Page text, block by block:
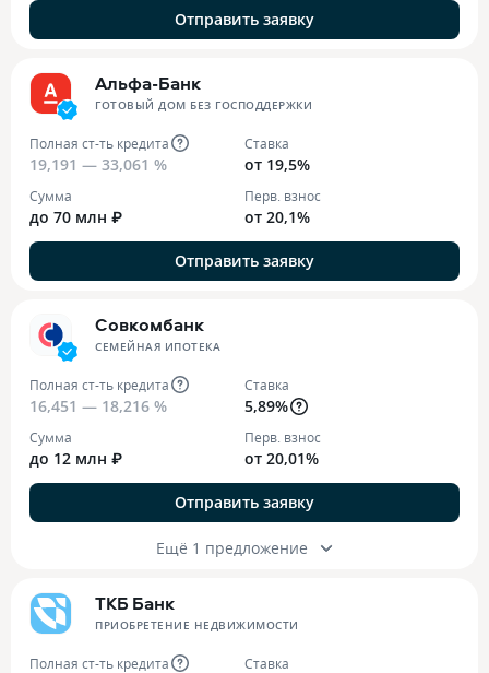
Отправить заявку
Альфа-Банк
ГОТОВЫЙ ДОМ БЕЗ ГОСПОДДЕРЖКИ
Полная ст-ть кредита
19,191 — 33,061 %
Ставка
от 19,5%
Сумма
до 70 млн ₽
Перв. взнос
от 20,1%
Отправить заявку
Совкомбанк
СЕМЕЙНАЯ ИПОТЕКА
Полная ст-ть кредита
16,451 — 18,216 %
Ставка
5,89%
Сумма
до 12 млн ₽
Перв. взнос
от 20,01%
Отправить заявку
Ещё 1 предложение
ТКБ Банк
ПРИОБРЕТЕНИЕ НЕДВИЖИМОСТИ
Полная ст-ть кредита Ставка